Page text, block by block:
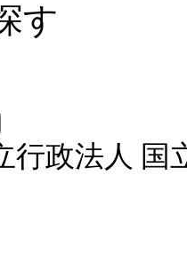
す
行政法人 国